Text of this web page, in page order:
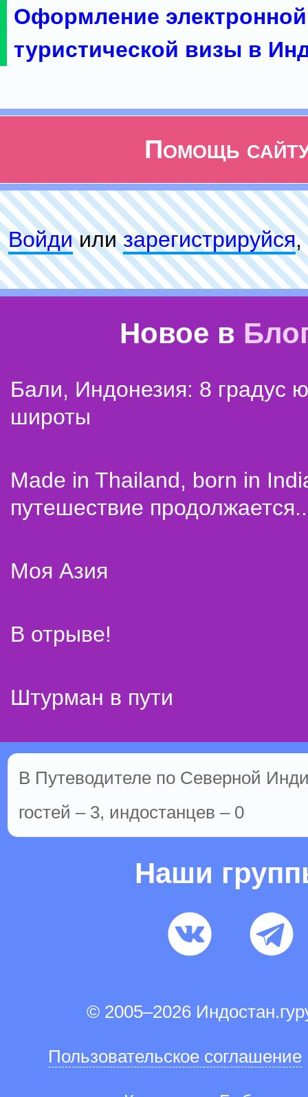
Оформление электронной
туристической визы в
Помощь
Войдиилизарeгиcтpируйся,
Новое в
Бали, Индонезия: 8 градус
широты
Made in Thailand, born in
путешествие
Моя Азия
В отрыве!
Штурман в пути
В Путеводителе по Северной
гостей – 3, индостанцев – 0
Наши
© 2005–2026
Пользовательское соглашение